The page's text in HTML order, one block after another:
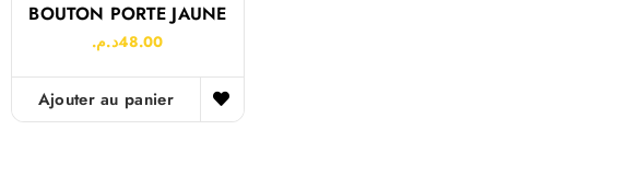
BOUTON PORTE JAUNE
48.00د.م.
Ajouter au panier